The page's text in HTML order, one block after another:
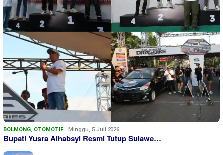
BOLMONG, OTOMOTIF Minggu, 5 Juli 2026
Bupati Yusra Alhabsyi Resmi Tutup Sulawe…